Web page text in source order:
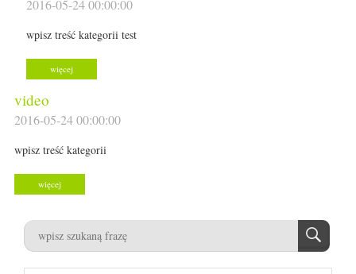
2016-05-24 00:00:00
wpisz treść kategorii test
więcej
video
2016-05-24 00:00:00
wpisz treść kategorii
więcej